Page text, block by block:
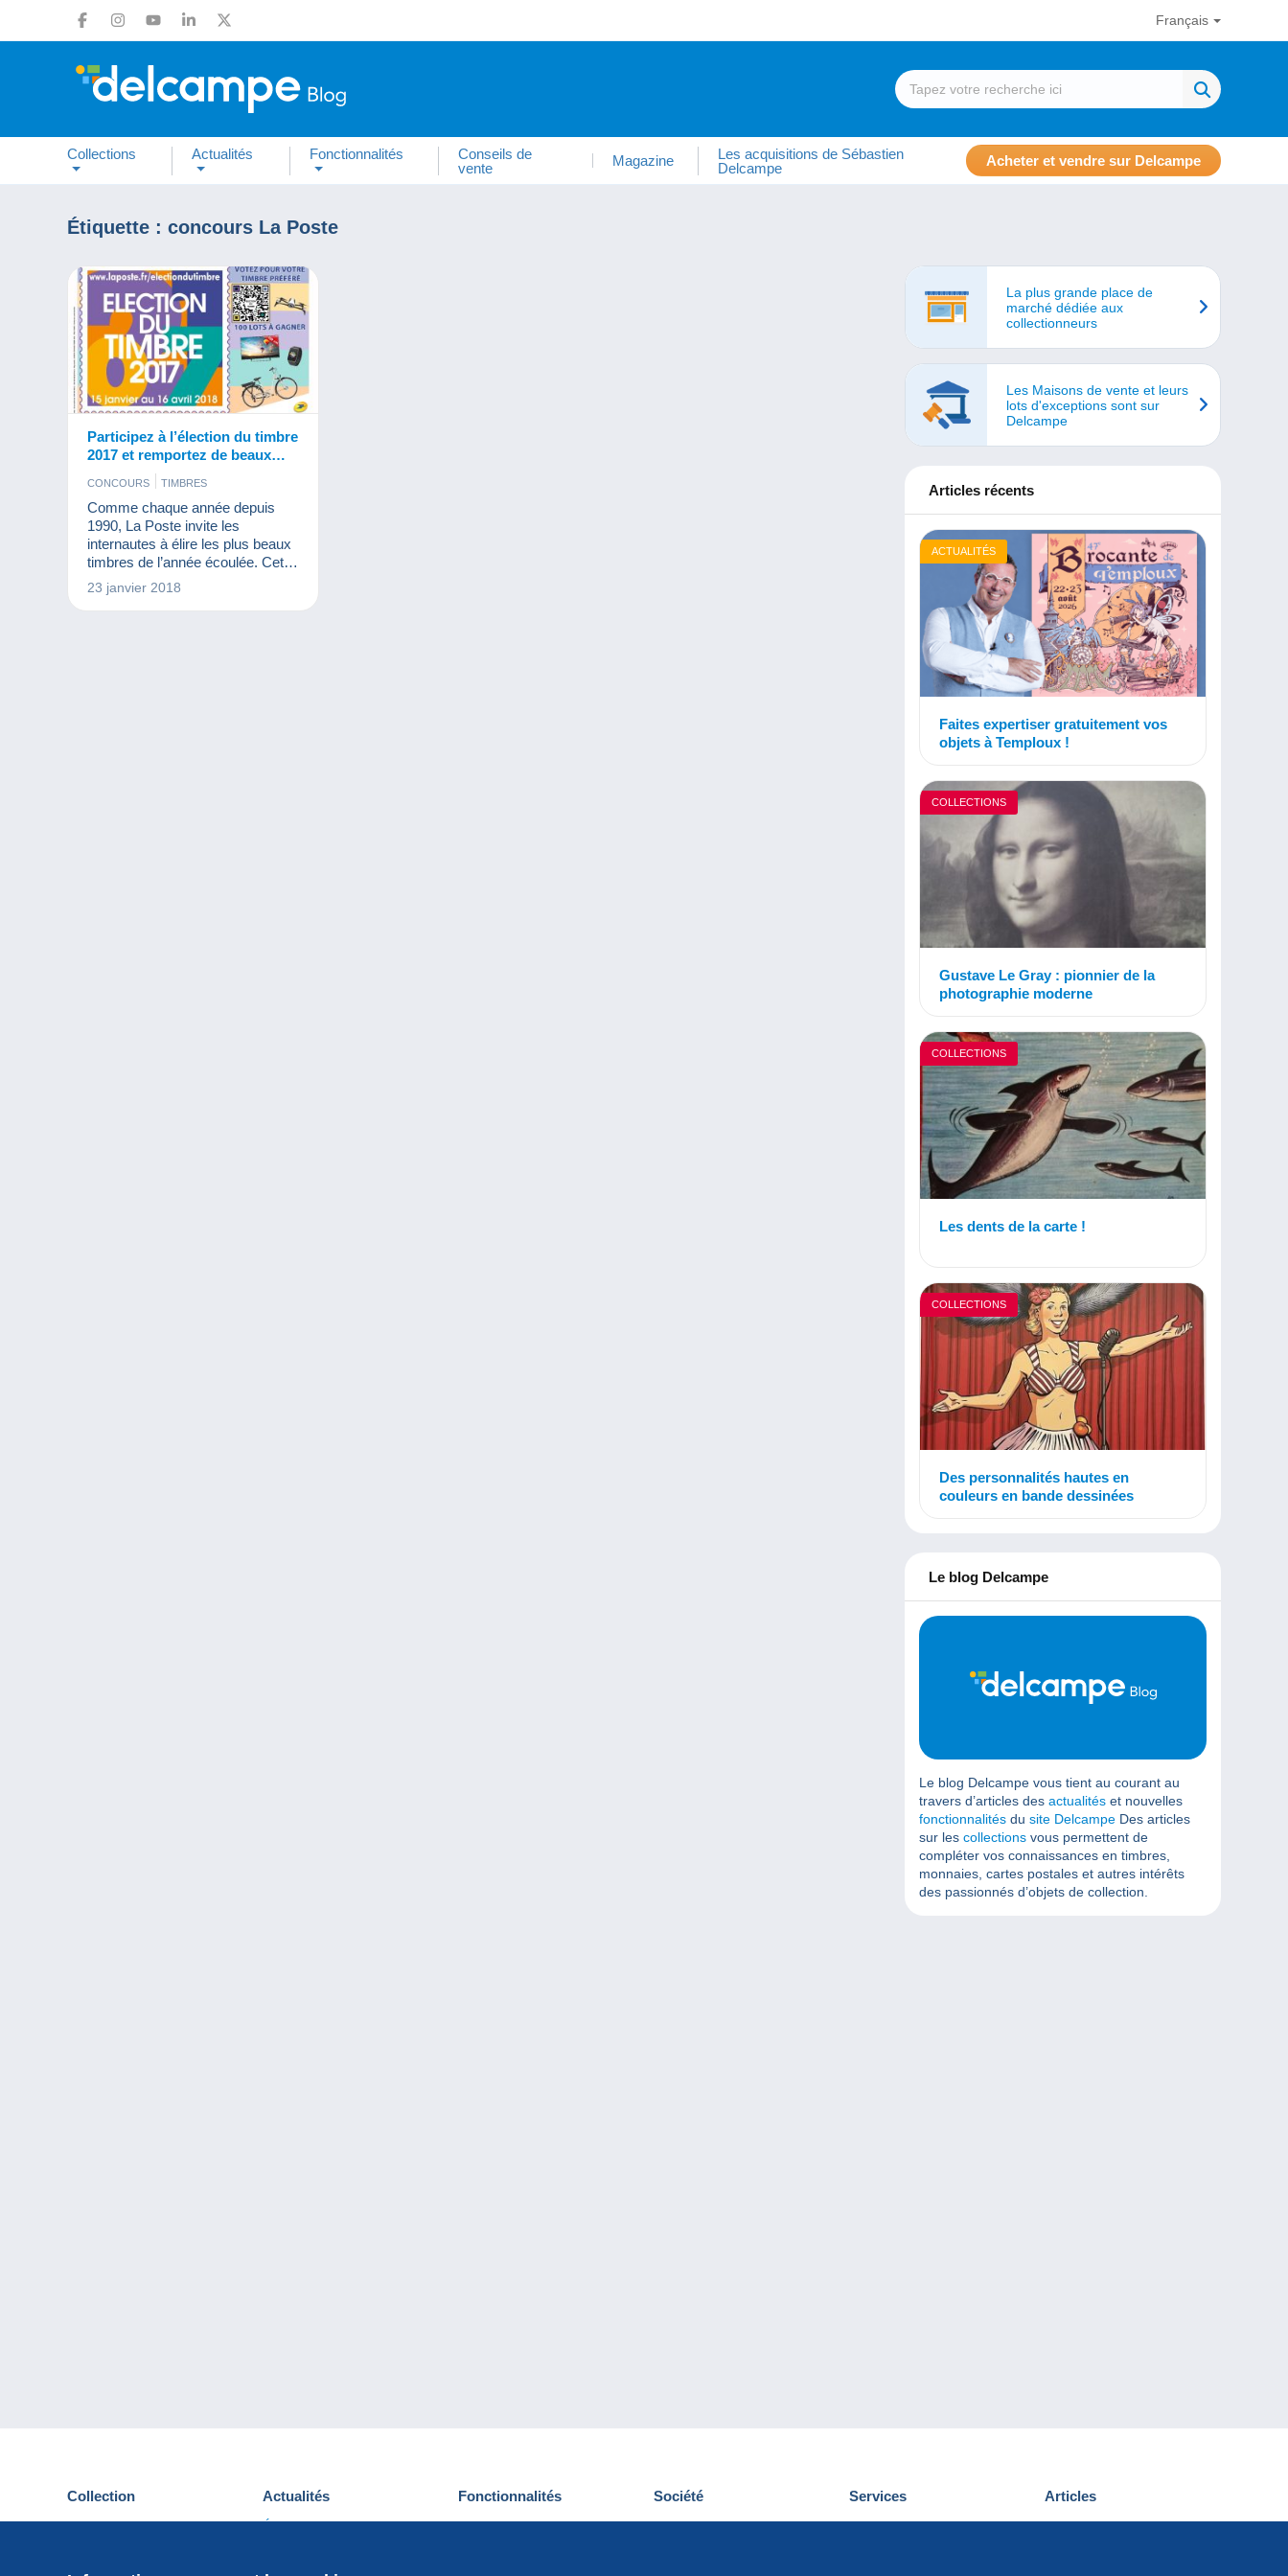
Français
Collections Actualités Fonctionnalités
Conseils de
vente
Magazine
Les acquisitions de Sébastien
Delcampe
Acheter et vendre sur Delcampe
Étiquette : concours La Poste
Participez à l’élection du timbre
2017 et remportez de beaux
CONCOURS TIMBRES
Comme chaque année depuis
1990, La Poste invite les
internautes à élire les plus beaux
timbres de l’année écoulée. Cette
élection n’est pas réservée
exclusivement aux Français. En
23 janvier 2018
La plus grande place de
marché dédiée aux
collectionneurs
Les Maisons de vente et leurs
lots d'exceptions sont sur
Delcampe
Articles récents
ACTUALITÉS
Faites expertiser gratuitement vos
objets à Temploux !
COLLECTIONS
Gustave Le Gray : pionnier de la
photographie moderne
COLLECTIONS
Les dents de la carte !
COLLECTIONS
Des personnalités hautes en
couleurs en bande dessinées
Le blog Delcampe
Le blog Delcampe vous tient au courant au
travers d’articles des actualités et nouvelles
fonctionnalités du site Delcampe Des articles
sur les collections vous permettent de
compléter vos connaissances en timbres,
monnaies, cartes postales et autres intérêts
des passionnés d’objets de collection.
Collection
Cartes postales
Actualités
Événements Delcampe
Fonctionnalités
Nouveautés
Société
Qui sommes-nous
Services
Découvrir Delcampe
Articles